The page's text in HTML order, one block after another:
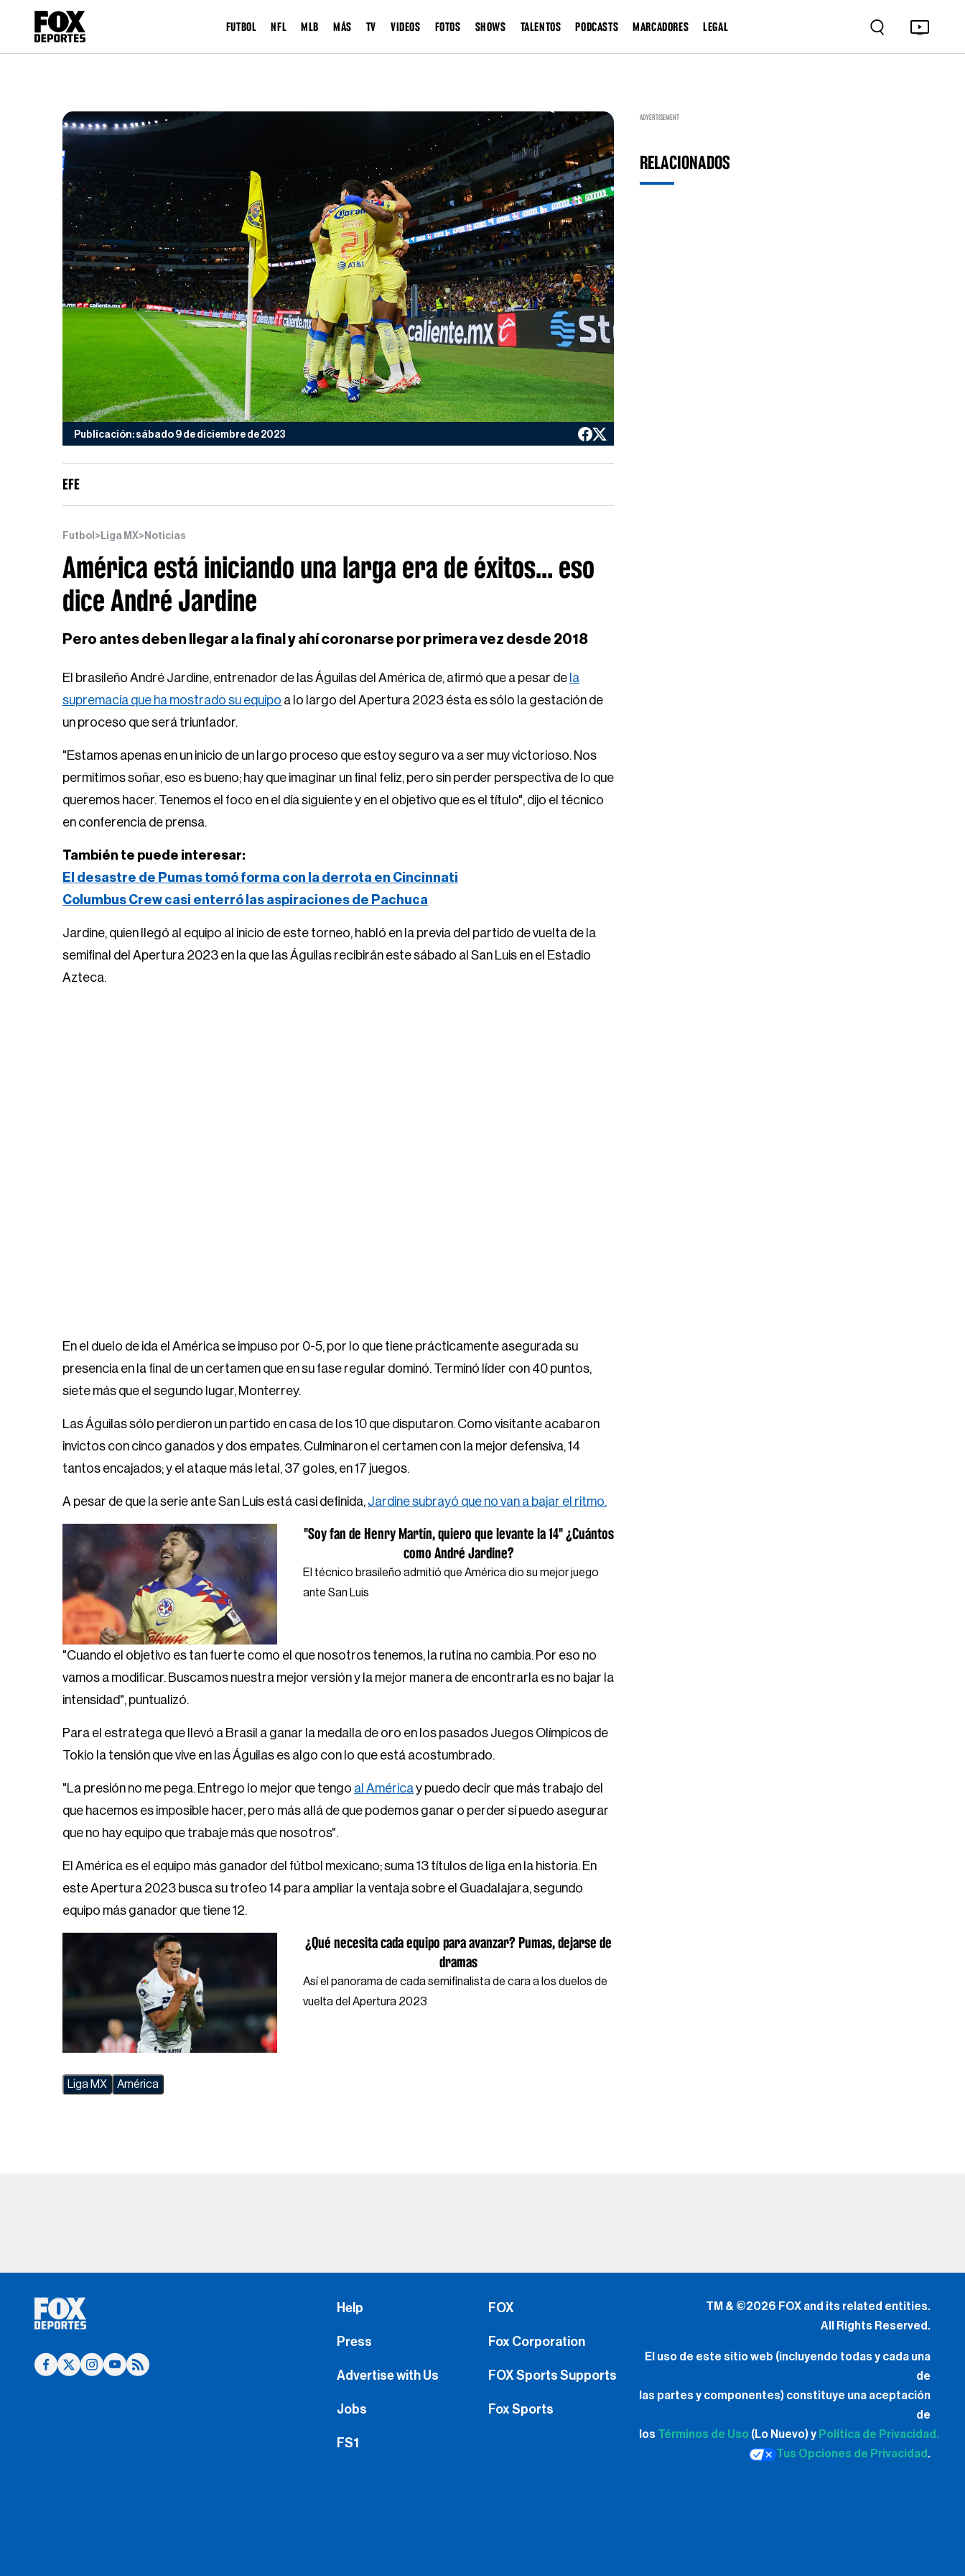
FUTBOL NFL MLB MÁS TV VIDEOS FOTOS SHOWS TALENTOS PODCASTS MARCADORES LEGAL
Publicación: sábado 9 de diciembre de 2023
EFE
Futbol > Liga MX> Noticias
América está iniciando una larga era de éxitos... eso
dice André Jardine
Pero antes deben llegar a la final y ahí coronarse por primera vez desde 2018
El brasileño André Jardine, entrenador de las Águilas del América de, afirmó que a pesar de la
supremacía que ha mostrado su equipo a lo largo del Apertura 2023 ésta es sólo la gestación de
un proceso que será triunfador.
"Estamos apenas en un inicio de un largo proceso que estoy seguro va a ser muy victorioso. Nos
permitimos soñar, eso es bueno; hay que imaginar un final feliz, pero sin perder perspectiva de lo que
queremos hacer. Tenemos el foco en el día siguiente y en el objetivo que es el título", dijo el técnico
en conferencia de prensa.
También te puede interesar:
El desastre de Pumas tomó forma con la derrota en Cincinnati
Columbus Crew casi enterró las aspiraciones de Pachuca
Jardine, quien llegó al equipo al inicio de este torneo, habló en la previa del partido de vuelta de la
semifinal del Apertura 2023 en la que las Águilas recibirán este sábado al San Luis en el Estadio
Azteca.
En el duelo de ida el América se impuso por 0-5, por lo que tiene prácticamente asegurada su
presencia en la final de un certamen que en su fase regular dominó. Terminó líder con 40 puntos,
siete más que el segundo lugar, Monterrey.
Las Águilas sólo perdieron un partido en casa de los 10 que disputaron. Como visitante acabaron
invictos con cinco ganados y dos empates. Culminaron el certamen con la mejor defensiva, 14
tantos encajados; y el ataque más letal, 37 goles, en 17 juegos.
A pesar de que la serie ante San Luis está casi definida, Jardine subrayó que no van a bajar el ritmo.
"Soy fan de Henry Martín, quiero que levante la 14" ¿Cuántos
como André Jardine?
El técnico brasileño admitió que América dio su mejor juego
ante San Luis
"Cuando el objetivo es tan fuerte como el que nosotros tenemos, la rutina no cambia. Por eso no
vamos a modificar. Buscamos nuestra mejor versión y la mejor manera de encontrarla es no bajar la
intensidad", puntualizó.
Para el estratega que llevó a Brasil a ganar la medalla de oro en los pasados Juegos Olímpicos de
Tokio la tensión que vive en las Águilas es algo con lo que está acostumbrado.
"La presión no me pega. Entrego lo mejor que tengo al Américay puedo decir que más trabajo del
que hacemos es imposible hacer, pero más allá de que podemos ganar o perder sí puedo asegurar
que no hay equipo que trabaje más que nosotros".
El América es el equipo más ganador del fútbol mexicano; suma 13 títulos de liga en la historia. En
este Apertura 2023 busca su trofeo 14 para ampliar la ventaja sobre el Guadalajara, segundo
equipo más ganador que tiene 12.
¿Qué necesita cada equipo para avanzar? Pumas, dejarse de
dramas
Así el panorama de cada semifinalista de cara a los duelos de
vuelta del Apertura 2023
Liga MX América
ADVERTISEMENT
RELACIONADOS
Help
Press
Advertise with Us
Jobs
FS1
FOX
Fox Corporation
FOX Sports Supports
Fox Sports
TM & ©2026 FOX and its related entities.
All Rights Reserved.
El uso de este sitio web (incluyendo todas y cada una
de
las partes y componentes) constituye una aceptación
de
los Términos de Uso (Lo Nuevo) y Política de Privacidad.
Tus Opciones de Privacidad .